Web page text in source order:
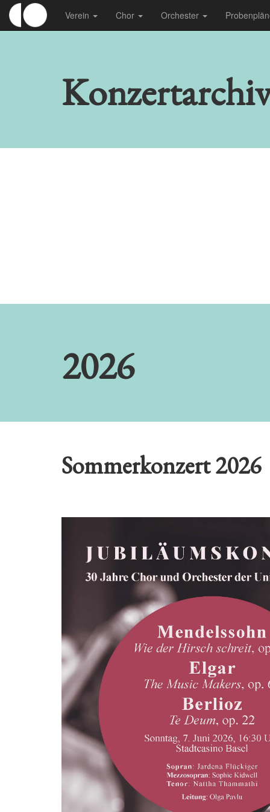
Verein Chor Orchester
2026
Sommerkonzert 2026